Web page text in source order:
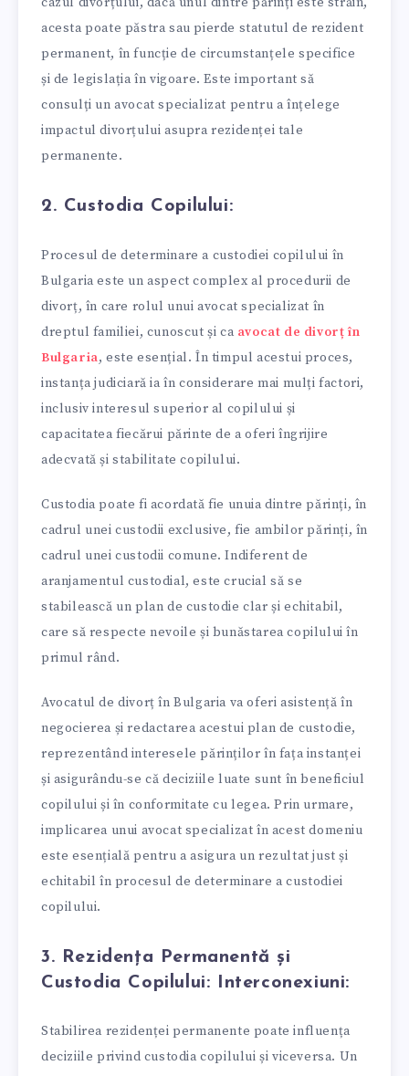
acesta poate păstra sau pierde statutul de rezident
permanent, în funcție de circumstanțele specifice
și de legislația în vigoare. Este important să
consulți un avocat specializat pentru a înțelege
impactul divorțului asupra rezidenței tale
permanente.
2. Custodia Copilului:
Procesul de determinare a custodiei copilului în
Bulgaria este un aspect complex al procedurii de
divorț, în care rolul unui avocat specializat în
dreptul familiei, cunoscut și ca avocat de divorț în
Bulgaria, este esențial. În timpul acestui proces,
instanța judiciară ia în considerare mai mulți factori,
inclusiv interesul superior al copilului și
capacitatea fiecărui părinte de a oferi îngrijire
adecvată și stabilitate copilului.
Custodia poate fi acordată fie unuia dintre părinți, în
cadrul unei custodii exclusive, fie ambilor părinți, în
cadrul unei custodii comune. Indiferent de
aranjamentul custodial, este crucial să se
stabilească un plan de custodie clar și echitabil,
care să respecte nevoile și bunăstarea copilului în
primul rând.
Avocatul de divorț în Bulgaria va oferi asistență în
negocierea și redactarea acestui plan de custodie,
reprezentând interesele părinților în fața instanței
și asigurându-se că deciziile luate sunt în beneficiul
copilului și în conformitate cu legea. Prin urmare,
implicarea unui avocat specializat în acest domeniu
este esențială pentru a asigura un rezultat just și
echitabil în procesul de determinare a custodiei
copilului.
3. Rezidența Permanentă și
Custodia Copilului: Interconexiuni:
Stabilirea rezidenței permanente poate influența
deciziile privind custodia copilului și viceversa. Un